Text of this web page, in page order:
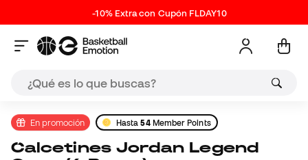
-10% Extra con Cupón FLDAY10
En promoción Hasta54Member Points
Calcetines Jordan Legend